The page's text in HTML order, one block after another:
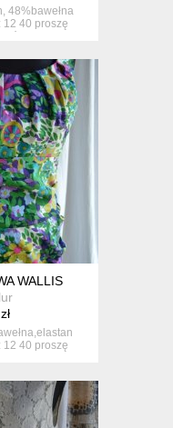
48%bawełna
12 40 proszę
WALLIS
12 40 proszę